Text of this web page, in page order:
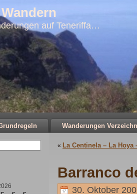
auf Teneriffa…
Wanderungen
« La Centinela – La
Barranco
30. Oktober